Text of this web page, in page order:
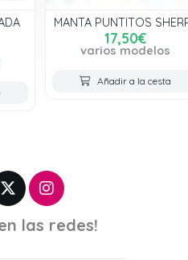
MANTA PUNTITOS SHERPA
17,50€
varios modelos
Añadir a la cesta
las redes!